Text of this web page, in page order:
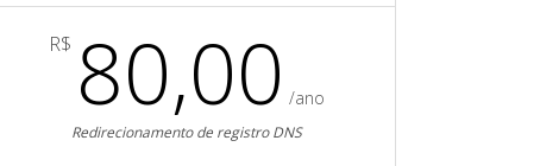
R$ 80,00 /ano
Redirecionamento de registro DNS